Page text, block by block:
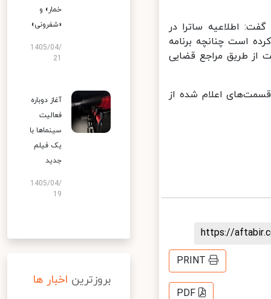
راهبری مجمع رصتا همچنین در خصوص برنامه جوکر ۲ گفت: اطلاعیه ساترا در
کرده است چنانچه برنامه
از طریق مراجع قضایی
اعلام شده از
https://
PRINT
PDF
خمار» و
«شفرونی»
1405/04/
آغاز دوباره
فعالیت
سینماها با
یک فیلم
جدید
1405/04/
19
بروزترین اخبار ها